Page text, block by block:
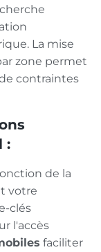
La mise
zone permet
contraintes
:
de la
votre
clés
l'accès
faciliter